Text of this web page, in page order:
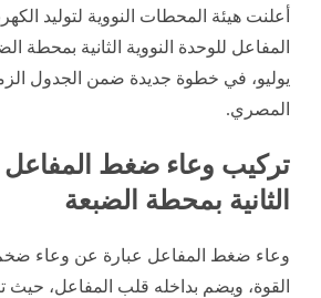
أعلنت هيئة المحطات النووية لتوليد
يوليو، في خطوة جديدة ضمن الجدول
المصري.
تركيب وعاء ضغط المفاعل
الثانية بمحطة الضبعة
وعاء ضغط المفاعل عبارة عن وعاء
القوة، ويضم بداخله قلب المفاعل، حيث